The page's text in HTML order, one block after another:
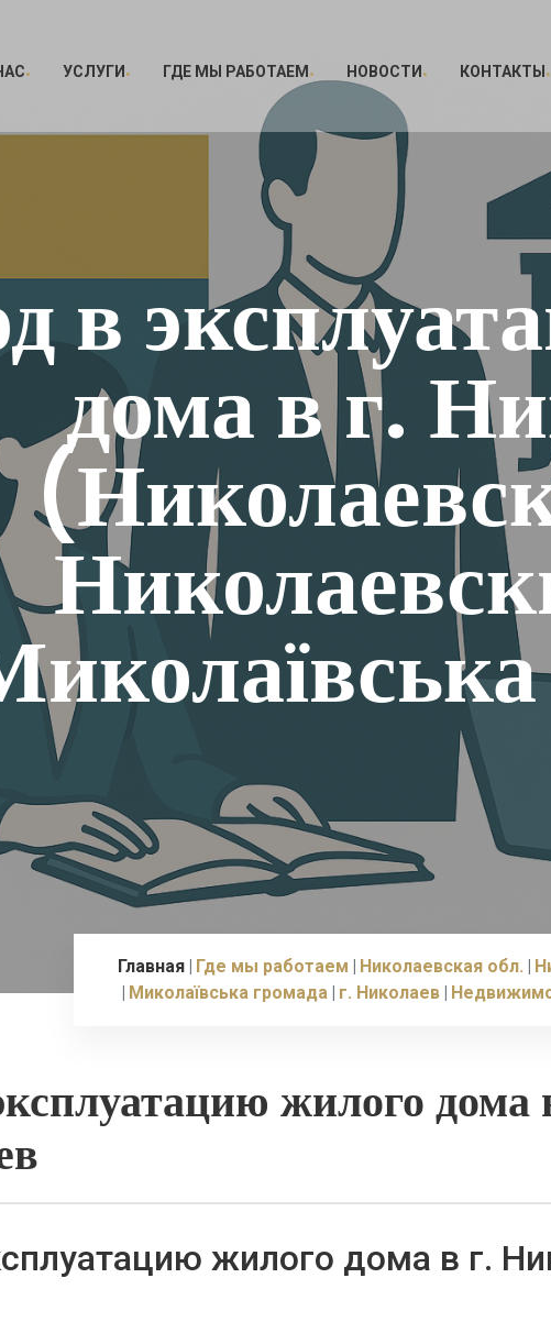
УСЛУГИ ГДЕ МЫ РАБОТАЕМ НОВОСТИ КОНТАКТЫ
в
дома в г.
Главная Где мы работаем Николаевская обл.
Миколаївська громада г. Николаев
жилого дома
жилого дома в г.